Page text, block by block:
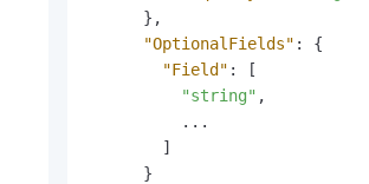
} ,
"OptionalFields" :
{
"Field" :
[
"string" ,
          ...
]
}